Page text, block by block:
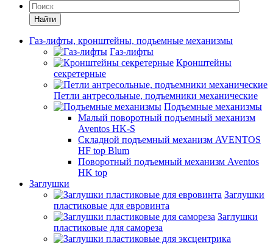
Найти
Газ-лифты, кронштейны, подъемные механизмы
Газ-лифты
Кронштейны
секретерные
Петли антресольные, подъемники механические
Подъемные механизмы
Малый поворотный подъемный механизм
Aventos HK-S
Складной подъемный механизм AVENTOS
HF top Blum
Поворотный подъемный механизм Aventos
HK top
Заглушки
Заглушки
пластиковые для евровинта
Заглушки
пластиковые для самореза